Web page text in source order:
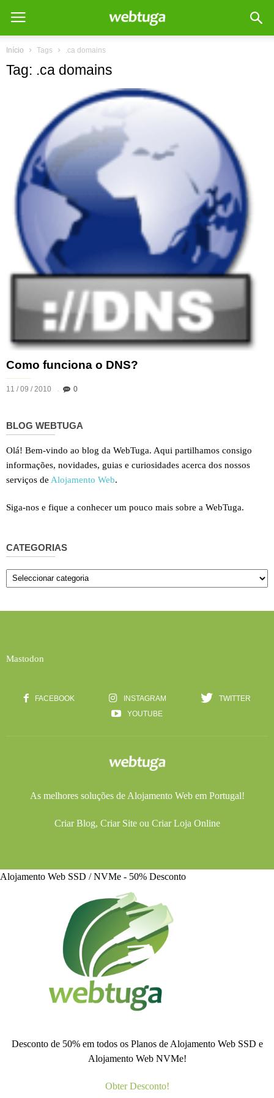
Início Tags .ca domains
Tag: .ca domains
Como funciona o DNS?
11 / 09 / 2010 0
BLOG WEBTUGA
Olá! Bem-vindo ao blog da WebTuga. Aqui partilhamos consigo
informações, novidades, guias e curiosidades acerca dos nossos
serviços de Alojamento Web.
Siga-nos e fique a conhecer um pouco mais sobre a WebTuga.
CATEGORIAS
Categorias
Mastodon
FACEBOOK INSTAGRAM
TWITTER
YOUTUBE
As melhores soluções deAlojamento Webem Portugal!
Criar Blog, Criar Siteou Criar Loja Online
Alojamento Web SSD / NVMe - 50% Desconto
Desconto de 50% em todos os Planos de Alojamento Web SSD e
Alojamento Web NVMe!
Obter Desconto!